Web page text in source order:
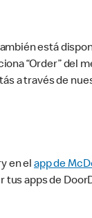
está
“Order” del
a través de
en elapp de
tus apps de